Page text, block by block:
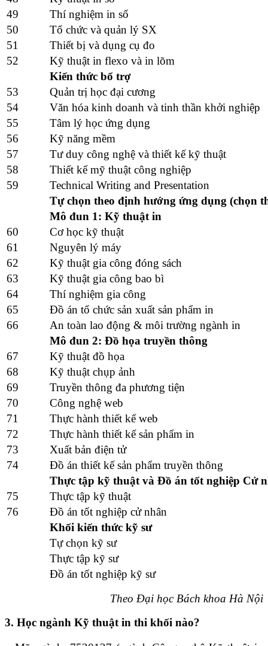
49
Thí nghiệm in số
50
Tổ chức và quản lý SX
51
Thiết bị và dụng cụ đo
52
Kỹ thuật in flexo và in lõm
Kiến thức bổ trợ
53
Quản trị học đại cương
54
Văn hóa kinh doanh và tinh thần khởi nghiệp
55
Tâm lý học ứng dụng
56
Kỹ năng mềm
57
Tư duy công nghệ và thiết kế kỹ thuật
58
Thiết kế mỹ thuật công nghiệp
59
Technical Writing and Presentation
Tự chọn theo định hướng ứng dụng (chọn
Mô đun 1: Kỹ thuật in
60
Cơ học kỹ thuật
61
Nguyên lý máy
62
Kỹ thuật gia công đóng sách
63
Kỹ thuật gia công bao bì
64
Thí nghiệm gia công
65
Đồ án tổ chức sản xuất sản phẩm in
66
An toàn lao động & môi trường ngành in
Mô đun 2: Đồ họa truyền thông
67
Kỹ thuật đồ họa
68
Kỹ thuật chụp ảnh
69
Truyền thông đa phương tiện
70
Công nghệ web
71
Thực hành thiết kế web
72
Thực hành thiết kế sản phẩm in
73
Xuất bản điện tử
74
Đồ án thiết kế sản phẩm truyền thông
Thực tập kỹ thuật và Đồ án tốt nghiệp Cử
75
Thực tập kỹ thuật
76
Đồ án tốt nghiệp cử nhân
Khối kiến thức kỹ sư
Tự chọn kỹ sư
Thực tập kỹ sư
Đồ án tốt nghiệp kỹ sư
Theo Đại học Bách khoa Hà Nội
3. Học ngành Kỹ thuật in thi khối nào?